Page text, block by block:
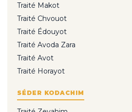
Traité Makot
Traité Chvouot
Traité Édouyot
Traité Avoda Zara
Traité Avot
Traité Horayot
SÉDER KODACHIM